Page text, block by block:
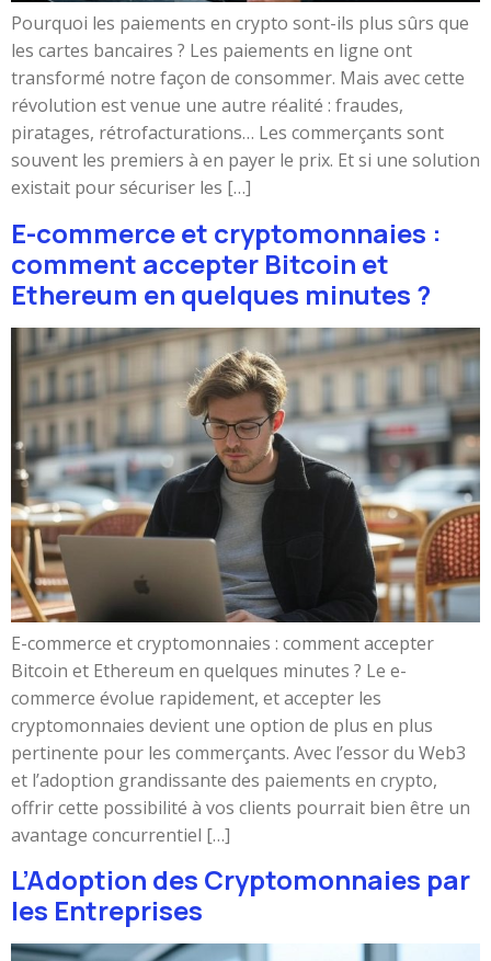
Pourquoi les paiements en crypto sont-ils plus sûrs que
les cartes bancaires ? Les paiements en ligne ont
transformé notre façon de consommer. Mais avec cette
révolution est venue une autre réalité : fraudes,
piratages, rétrofacturations… Les commerçants sont
souvent les premiers à en payer le prix. Et si une solution
existait pour sécuriser les […]
E-commerce et cryptomonnaies :
comment accepter Bitcoin et
Ethereum en quelques minutes ?
E-commerce et cryptomonnaies : comment accepter
Bitcoin et Ethereum en quelques minutes ? Le e-
commerce évolue rapidement, et accepter les
cryptomonnaies devient une option de plus en plus
pertinente pour les commerçants. Avec l’essor du Web3
et l’adoption grandissante des paiements en crypto,
offrir cette possibilité à vos clients pourrait bien être un
avantage concurrentiel […]
L’Adoption des Cryptomonnaies par
les Entreprises